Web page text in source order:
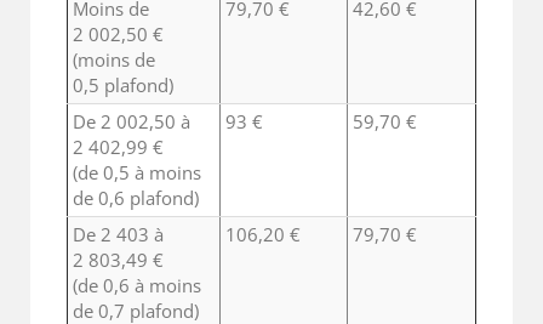
Moins de
2 002,50 €
(moins de
0,5 plafond)
79,70 € 42,60 €
De 2 002,50 à
2 402,99 €
(de 0,5 à moins
de 0,6 plafond)
93 € 59,70 €
De 2 403 à
2 803,49 €
(de 0,6 à moins
de 0,7 plafond)
106,20 € 79,70 €